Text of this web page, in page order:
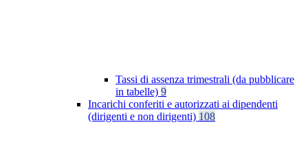
Tassi di assenza trimestrali (da pubblicare
in tabelle) 9
Incarichi conferiti e autorizzati ai dipendenti
(dirigenti e non dirigenti) 108